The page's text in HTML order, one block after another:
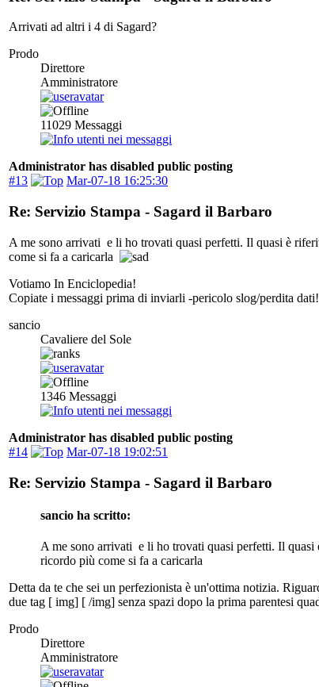
Arrivati ad altri i 4 di Sagard?
Prodo
Direttore
Amministratore
11029 Messaggi
Administrator has disabled public posting
#13
Mar-07-18 16:25:30
Re: Servizio Stampa - Sagard il Barbaro
A me sono arrivati e li ho trovati quasi perfetti. Il quasi è
come si fa a caricarla
Votiamo In Enciclopedia!
Copiate i messaggi prima di inviarli -pericolo slog/perdita
sancio
Cavaliere del Sole
1346 Messaggi
Administrator has disabled public posting
#14
Mar-07-18 19:02:51
Re: Servizio Stampa - Sagard il Barbaro
sancio ha scritto:
A me sono arrivati e li ho trovati quasi perfetti. Il
ricordo più come si fa a caricarla
Detta da te che sei un perfezionista è un'ottima notizia.
due tag [ img] [ /img] senza spazi dopo la prima parentesi
Prodo
Direttore
Amministratore